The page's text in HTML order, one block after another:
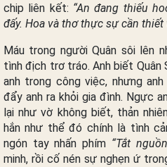
chip liên kết: “An đang thiếu
đấy. Hoa và thơ thực sự cần thiết
Máu trong người Quân sôi lên
tình địch trơ tráo. Anh biết
anh trong công việc, nhưng
đẩy anh ra khỏi gia đình. Ngực
lại như vờ không biết, thản
hắn như thể đó chính là tình
ngón tay nhấn phím “Tắt
minh, rồi cố nén sự nghẹn ứ